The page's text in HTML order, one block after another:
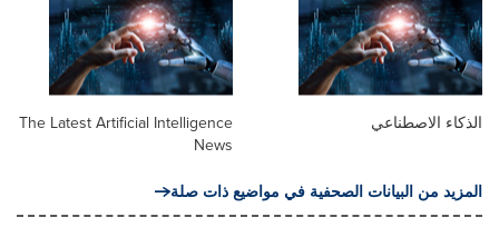
الذكاء الاصطناعي
The Latest Artificial Intelligence
News
المزيد من البيانات الصحفية في مواضيع ذات صلة